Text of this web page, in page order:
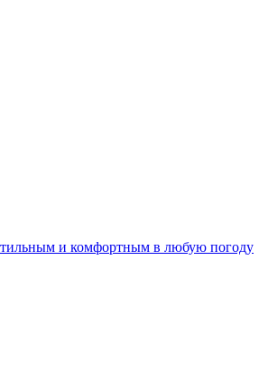
и комфортным в любую погоду